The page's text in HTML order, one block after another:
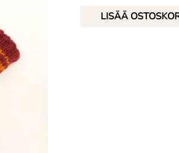
Raidalliset
LISÄÄ